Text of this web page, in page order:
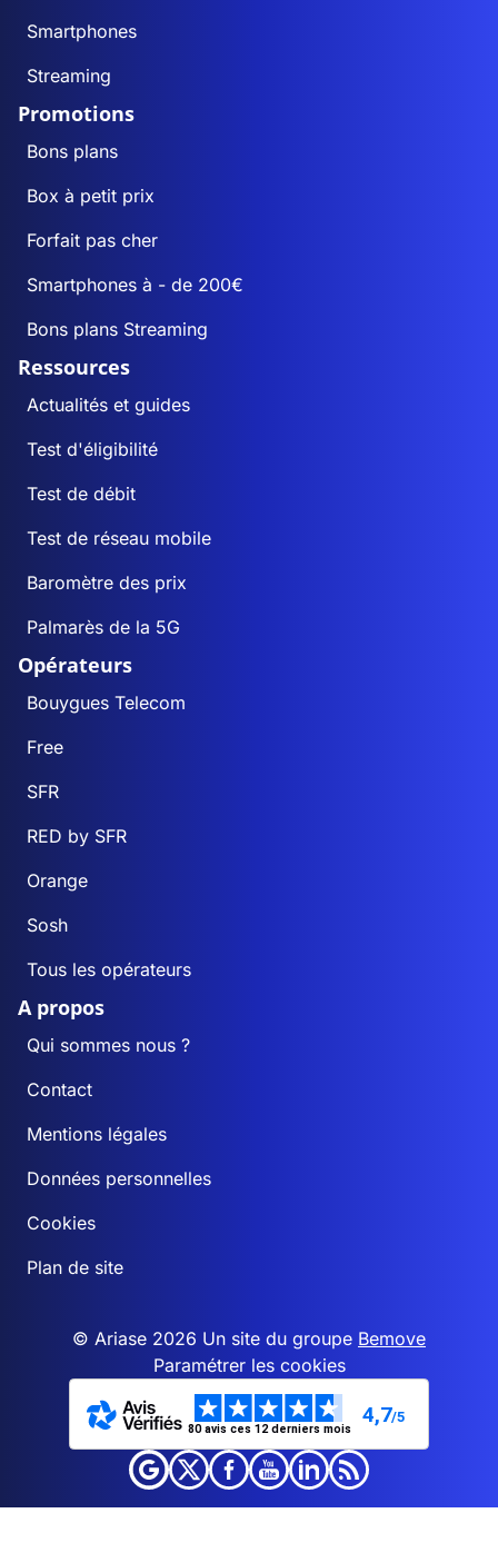
Smartphones
Streaming
Promotions
Bons plans
Box à petit prix
Forfait pas cher
Smartphones à - de 200€
Bons plans Streaming
Ressources
Actualités et guides
Test d'éligibilité
Test de débit
Test de réseau mobile
Baromètre des prix
Palmarès de la 5G
Opérateurs
Bouygues Telecom
Free
SFR
RED by SFR
Orange
Sosh
Tous les opérateurs
A propos
Qui sommes nous ?
Contact
Mentions légales
Données personnelles
Cookies
Plan de site
© Ariase 2026 Un site du groupe Bemove
Paramétrer les cookies
80 avis ces 12 derniers mois
4,7/5